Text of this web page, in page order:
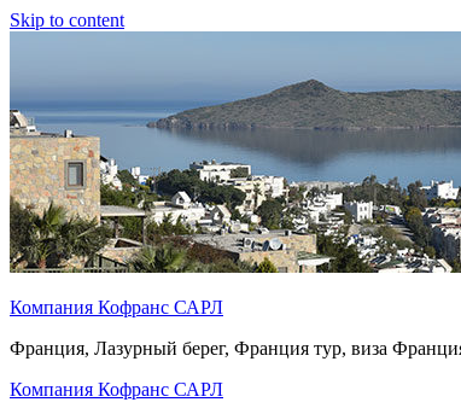
Skip to content
Компания Кофранс САРЛ
Франция, Лазурный берег, Франция тур, виза
Компания Кофранс САРЛ